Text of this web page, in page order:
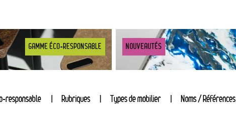
GAMME ÉCO-RESPONSABLE NOUVEAUTÉS
responsable Rubriques Types de mobilier Noms / Références